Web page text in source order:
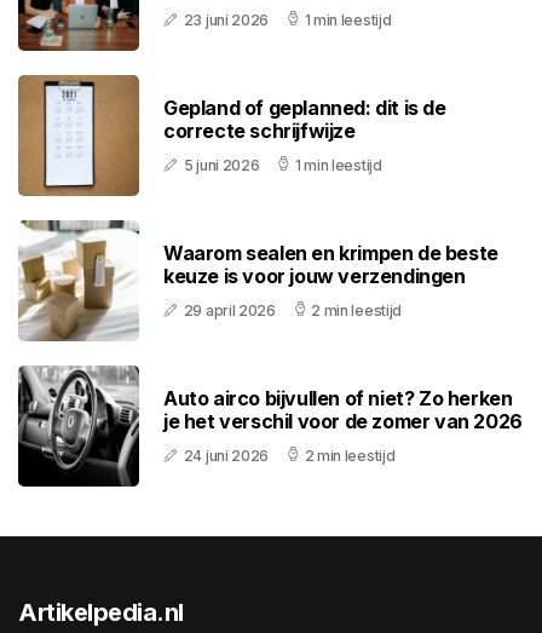
23 juni 2026 1 min leestijd
Gepland of geplanned: dit is de
correcte schrijfwijze
5 juni 2026 1 min leestijd
Waarom sealen en krimpen de beste
keuze is voor jouw verzendingen
29 april 2026 2 min leestijd
Auto airco bijvullen of niet? Zo herken
je het verschil voor de zomer van 2026
24 juni 2026 2 min leestijd
Artikelpedia.nl